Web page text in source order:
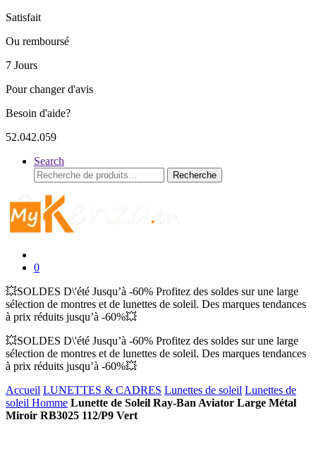
Satisfait
Ou remboursé
7 Jours
Pour changer d'avis
Besoin d'aide?
52.042.059
Search
Recherche
pour :
Recherche
0
💥SOLDES D\'été Jusqu’à -60% Profitez des soldes sur une large
sélection de montres et de lunettes de soleil. Des marques tendances
à prix réduits jusqu’à -60%💥
💥SOLDES D\'été Jusqu’à -60% Profitez des soldes sur une large
sélection de montres et de lunettes de soleil. Des marques tendances
à prix réduits jusqu’à -60%💥
Accueil LUNETTES & CADRES Lunettes de soleil Lunettes de
soleil Homme Lunette de Soleil Ray-Ban Aviator Large Métal
Miroir RB3025 112/P9 Vert